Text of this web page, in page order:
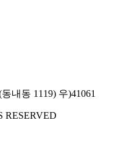
내동 1119) 우)41061
RESERVED